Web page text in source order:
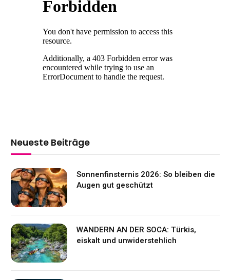
Neueste Beiträge
Sonnenfinsternis 2026: So bleiben die
Augen gut geschützt
WANDERN AN DER SOCA: Türkis,
eiskalt und unwiderstehlich